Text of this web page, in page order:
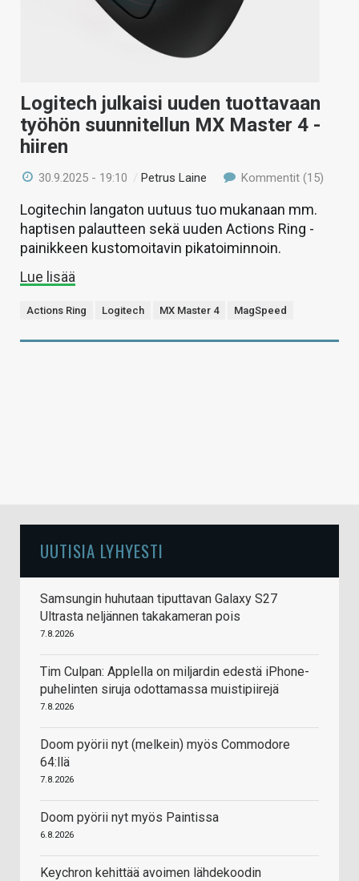
Logitech julkaisi uuden tuottavaan
työhön suunnitellun MX Master 4 -
hiiren
30.9.2025 - 19:10 / Petrus Laine Kommentit (15)
Logitechin langaton uutuus tuo mukanaan mm.
haptisen palautteen sekä uuden Actions Ring -
painikkeen kustomoitavin pikatoiminnoin.
Lue lisää
Actions Ring Logitech MX Master 4 MagSpeed
UUTISIA LYHYESTI
Samsungin huhutaan tiputtavan Galaxy S27
Ultrasta neljännen takakameran pois
7.8.2026
Tim Culpan: Applella on miljardin edestä iPhone-
puhelinten siruja odottamassa muistipiirejä
7.8.2026
Doom pyörii nyt (melkein) myös Commodore
64:llä
7.8.2026
Doom pyörii nyt myös Paintissa
6.8.2026
Keychron kehittää avoimen lähdekoodin